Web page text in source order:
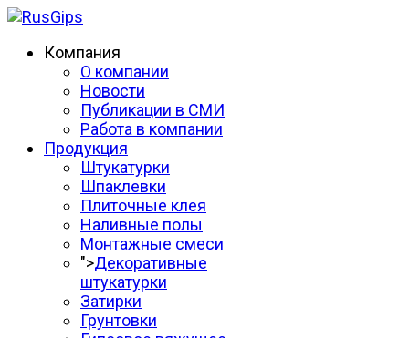
Компания
О компании
Новости
Публикации в СМИ
Работа в компании
Продукция
Штукатурки
Шпаклевки
Плиточные клея
Наливные полы
Монтажные смеси
">Декоративные
штукатурки
Затирки
Грунтовки